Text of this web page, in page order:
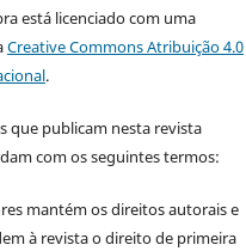
está licenciado com uma
Creative Commons Atribuição 4.0
.
que publicam nesta revista
com os seguintes termos:
mantém os direitos autorais e
à revista o direito de primeira